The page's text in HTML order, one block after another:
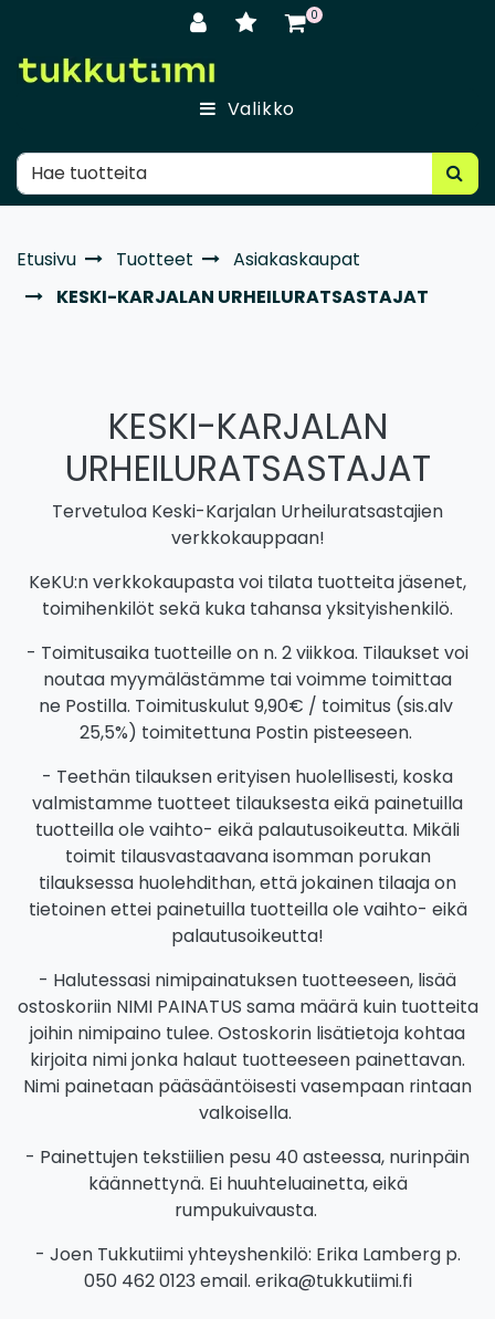
0
Valikko
Etusivu Tuotteet
Asiakaskaupat
KESKI-KARJALAN URHEILURATSASTAJAT
KESKI-KARJALAN
URHEILURATSASTAJAT
Tervetuloa Keski-Karjalan Urheiluratsastajien
verkkokauppaan!
KeKU:n verkkokaupasta voi tilata tuotteita jäsenet,
toimihenkilöt sekä kuka tahansa yksityishenkilö.
- Toimitusaika tuotteille on n. 2 viikkoa. Tilaukset voi
noutaa myymälästämme tai voimme toimittaa
ne Postilla. Toimituskulut 9,90€ / toimitus (sis.alv
25,5%) toimitettuna Postin pisteeseen.
- Teethän tilauksen erityisen huolellisesti, koska
valmistamme tuotteet tilauksesta eikä painetuilla
tuotteilla ole vaihto- eikä palautusoikeutta. Mikäli
toimit tilausvastaavana isomman porukan
tilauksessa huolehdithan, että jokainen tilaaja on
tietoinen ettei painetuilla tuotteilla ole vaihto- eikä
palautusoikeutta!
- Halutessasi nimipainatuksen tuotteeseen, lisää
ostoskoriin NIMI PAINATUS sama määrä kuin tuotteita
joihin nimipaino tulee. Ostoskorin lisätietoja kohtaa
kirjoita nimi jonka halaut tuotteeseen painettavan.
Nimi painetaan pääsääntöisesti vasempaan rintaan
valkoisella.
- Painettujen tekstiilien pesu 40 asteessa, nurinpäin
käännettynä. Ei huuhteluainetta, eikä
rumpukuivausta.
- Joen Tukkutiimi yhteyshenkilö: Erika Lamberg p.
050 462 0123 email. erika@tukkutiimi.fi